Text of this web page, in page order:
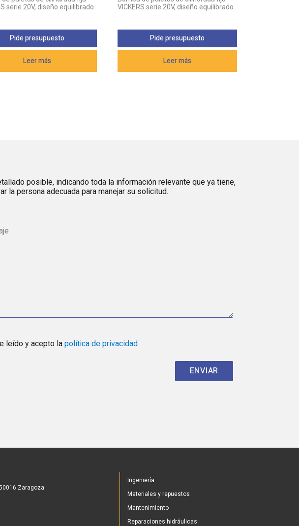
serie 20V, diseño equilibrado
Leer más
Pide presupuesto
VICKERS serie 20V, diseño equilibrado
Leer más
Pide presupuesto
posible, indicando toda la información relevante que ya tiene,
la persona adecuada para manejar su solicitud.
leído y acepto la política de privacidad
Zaragoza
Ingeniería
Materiales y repuestos
Mantenimiento
Reparaciones hidráulicas